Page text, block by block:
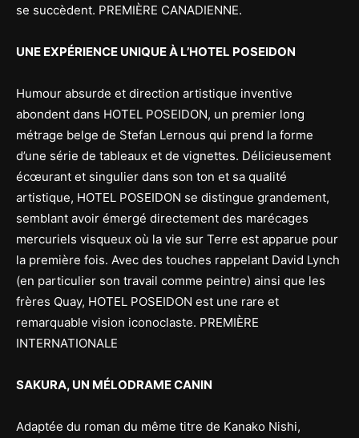
se succèdent. PREMIÈRE CANADIENNE.
UNE EXPÉRIENCE UNIQUE À L’HOTEL POSEIDON
Humour absurde et direction artistique inventive
abondent dans HOTEL POSEIDON, un premier long
métrage belge de Stefan Lernous qui prend la forme
d’une série de tableaux et de vignettes. Délicieusement
écœurant et singulier dans son ton et sa qualité
artistique, HOTEL POSEIDON se distingue grandement,
semblant avoir émergé directement des marécages
mercuriels visqueux où la vie sur Terre est apparue pour
la première fois. Avec des touches rappelant David Lynch
(en particulier son travail comme peintre) ainsi que les
frères Quay, HOTEL POSEIDON est une rare et
remarquable vision iconoclaste. PREMIÈRE
INTERNATIONALE
SAKURA, UN MÉLODRAME CANIN
Adaptée du roman du même titre de Kanako Nishi,